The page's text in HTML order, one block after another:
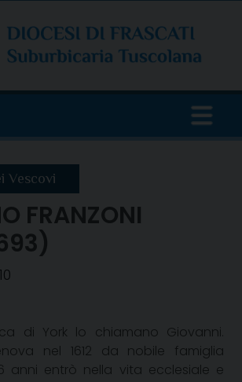
Vescovi
FRANZONI
di York lo chiamano Giovanni.
nel 1612 da nobile famiglia
anni entrò nella vita ecclesiale e